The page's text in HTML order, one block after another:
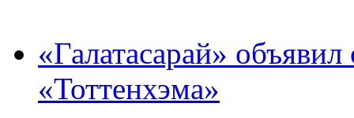
«Галатасарай»
«Тоттенхэма»